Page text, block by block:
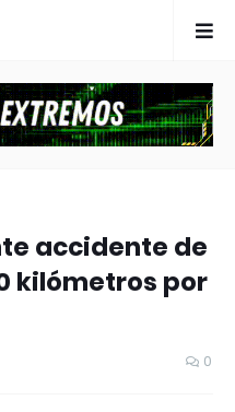
accidente de
kilómetros por
0